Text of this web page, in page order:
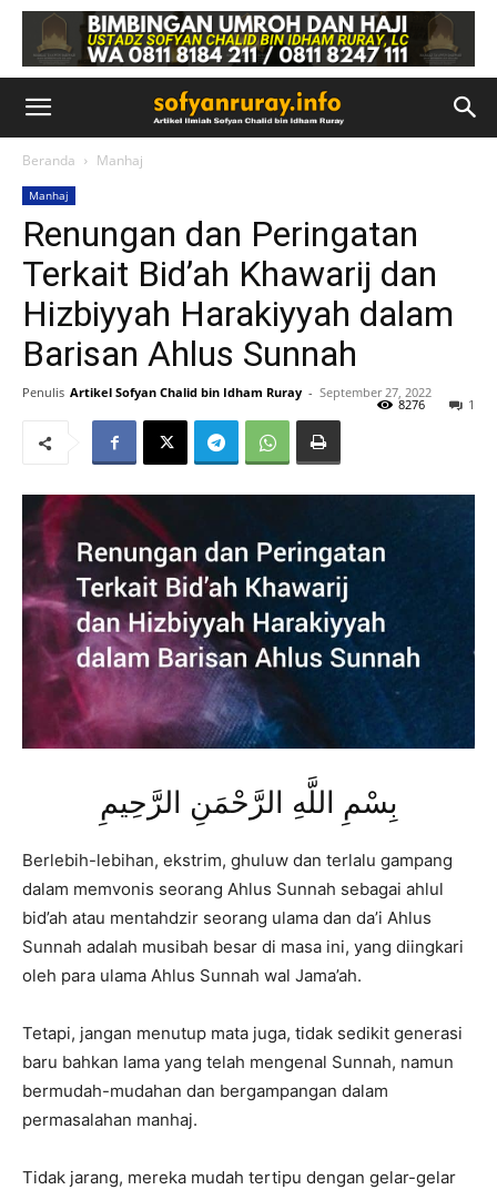
Beranda Manhaj
Manhaj
Renungan dan Peringatan
Terkait Bid’ah Khawarij dan
Hizbiyyah Harakiyyah dalam
Barisan Ahlus Sunnah
Penulis Artikel Sofyan Chalid bin Idham Ruray - September 27, 2022
1
8276
بِسْمِ اللَّهِ الرَّحْمَنِ الرَّحِيمِ
Berlebih-lebihan, ekstrim, ghuluw dan terlalu gampang
dalam memvonis seorang Ahlus Sunnah sebagai ahlul
bid’ah atau mentahdzir seorang ulama dan da’i Ahlus
Sunnah adalah musibah besar di masa ini, yang diingkari
oleh para ulama Ahlus Sunnah wal Jama’ah.
Tetapi, jangan menutup mata juga, tidak sedikit generasi
baru bahkan lama yang telah mengenal Sunnah, namun
bermudah-mudahan dan bergampangan dalam
permasalahan manhaj.
Tidak jarang, mereka mudah tertipu dengan gelar-gelar